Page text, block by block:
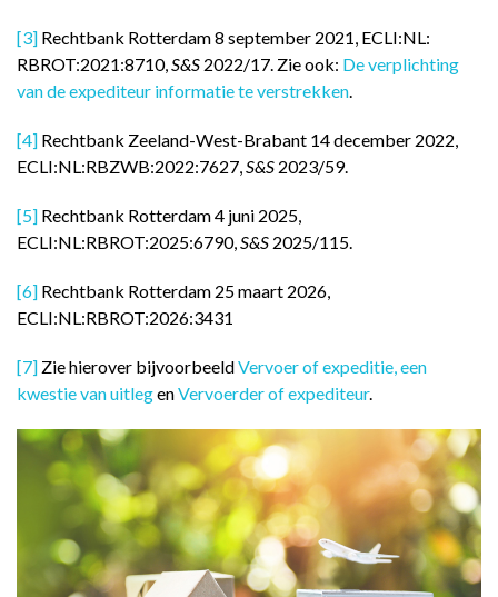
[3] Rechtbank Rotterdam 8 september 2021, ECLI:NL:
RBROT:2021:8710,S&S 2022/17. Zie ook: De verplichting
van de expediteur informatie te verstrekken.
[4] Rechtbank Zeeland-West-Brabant 14 december 2022,
ECLI:NL:RBZWB:2022:7627,S&S 2023/59.
[5] Rechtbank Rotterdam 4 juni 2025,
ECLI:NL:RBROT:2025:6790,S&S 2025/115.
[6] Rechtbank Rotterdam 25 maart 2026,
ECLI:NL:RBROT:2026:3431
[7] Zie hierover bijvoorbeeldVervoer of expeditie, een
kwestie van uitlegenVervoerder of expediteur.